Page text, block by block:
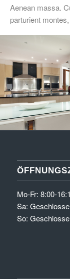
Aenean massa.
parturient
Mo-Fr: 8:00-
Sa:
So: